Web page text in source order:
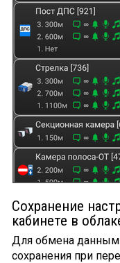
Сохранение
кабинете в
Для обмена
сохранения при